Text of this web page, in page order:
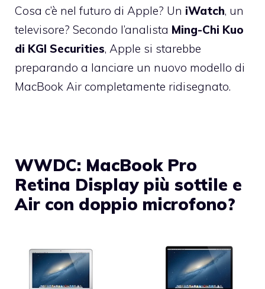
Cosa c’è nel futuro di Apple? Un iWatch, un
televisore? Secondo l’analista Ming-Chi Kuo
di KGI Securities, Apple si starebbe
preparando a lanciare un nuovo modello di
MacBook Air completamente ridisegnato.
WWDC: MacBook Pro
Retina Display più sottile e
Air con doppio microfono?